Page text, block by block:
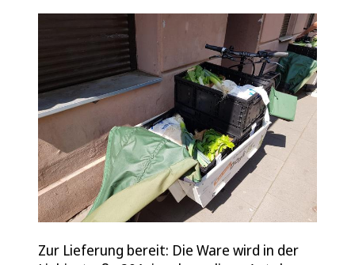
Zur Lieferung bereit: Die Ware wird in der